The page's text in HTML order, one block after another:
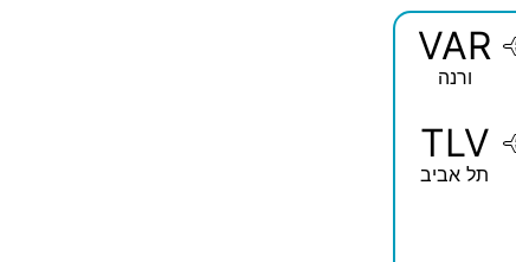
VAR
ורנה
TLV
תל אביב